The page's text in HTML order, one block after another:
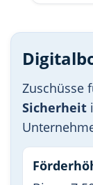
Zuschüsse
Sicherheit